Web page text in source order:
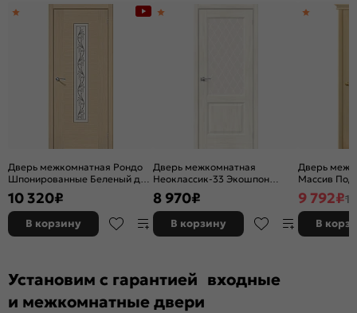
Дверь межкомнатная Рондо
Шпонированные Беленый дуб,
остекленная, сатинат белый
художественный, каркасно-
щитовая
10 320₽
В корзину
Дверь межкомнатная
Неоклассик-33 Экошпон
Nordic Oak, остекленная,
white сrystal, кромка нет,
филенчатая
8 970₽
В корзину
Дверь
Массив Под
без
9 792₽
В
Установим с гарантией входные
и межкомнатные двери